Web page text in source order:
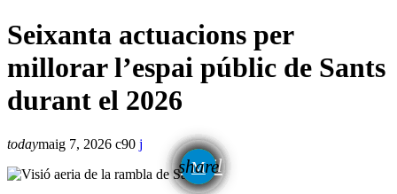
Seixanta actuacions per
millorar l’espai públic de Sants
durant el 2026
todaymaig 7, 2026 90
share
email